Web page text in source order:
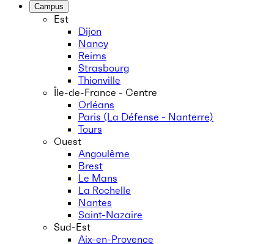
Campus
Est
Dijon
Nancy
Reims
Strasbourg
Thionville
Île-de-France - Centre
Orléans
Paris (La Défense - Nanterre)
Tours
Ouest
Angoulême
Brest
Le Mans
La Rochelle
Nantes
Saint-Nazaire
Sud-Est
Aix-en-Provence